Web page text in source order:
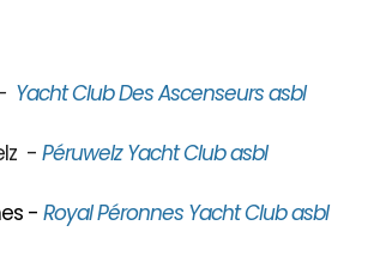
Yacht Club Des Ascenseurs asbl
- Péruwelz Yacht Club asbl
- Royal Péronnes Yacht Club asbl